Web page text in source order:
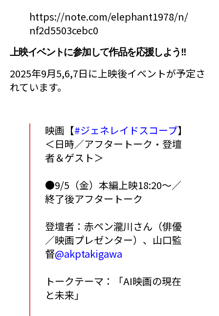
https://note.com/elephant1978/n/
nf2d5503cebc0
上映イベントに参加して作品を応援しよう!!
2025年9月5,6,7日に上映後イベントが予定さ
れています。
映画【#ジェネレイドスコープ】
＜日時／アフタートーク・登壇
者＆ゲスト＞
●9/5（金）本編上映18:20～／
終了後アフタートーク
登壇者：赤ペン瀧川さん（俳優
／映画プレゼンター）、山口監
督@akptakigawa
トークテーマ：「AI映画の現在
と未来」